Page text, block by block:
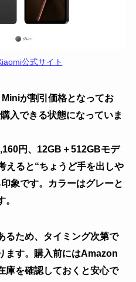
公式サイト
が割引価格となってお
入できる状態になっていま
円、12GB＋512GBモデ
えると“ちょうど手を出しや
象です。カラーはグレーと
るため、タイミング次第で
ます。購入前にはAmazon
庫を確認しておくと安心で